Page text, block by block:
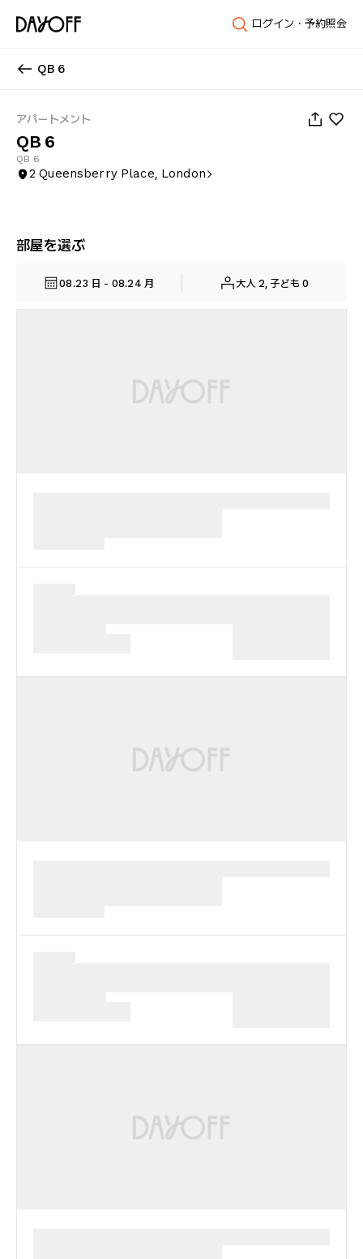
ログイン・予約照会
QB 6
アパートメント
QB 6
QB 6
2 Queensberry Place, London
部屋を選ぶ
08.23 日 - 08.24 月 大人 2, 子ども 0